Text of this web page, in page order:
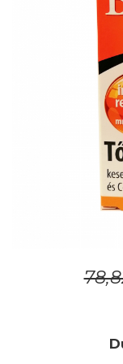
HERBAL SWISS
HERBS OF HEAVEN
VITAMIN BOTTLE